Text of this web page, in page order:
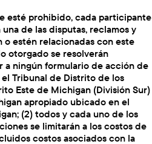
esté prohibido, cada participante
de las disputas, reclamos y
o estén relacionadas con este
otorgado se resolverán
a ningún formulario de acción de
Tribunal de Distrito de los
Este de Michigan (División Sur)
apropiado ubicado en el
(2) todos y cada uno de los
se limitarán a los costos de
costos asociados con la